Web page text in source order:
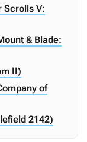
Scrolls V:
& Blade:
II)
of
2142)